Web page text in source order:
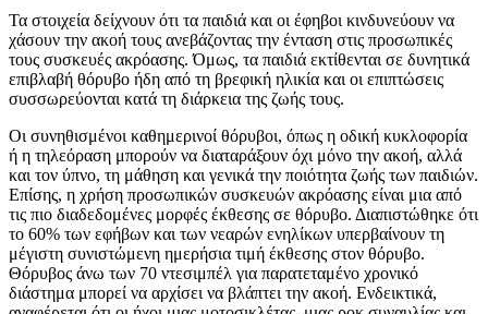
Τα στοιχεία δείχνουν ότι τα παιδιά και οι έφηβοι κινδυνεύουν να
χάσουν την ακοή τους ανεβάζοντας την ένταση στις προσωπικές
τους συσκευές ακρόασης. Όμως, τα παιδιά εκτίθενται σε δυνητικά
επιβλαβή θόρυβο ήδη από τη βρεφική ηλικία και οι επιπτώσεις
συσσωρεύονται κατά τη διάρκεια της ζωής τους.
Οι συνηθισμένοι καθημερινοί θόρυβοι, όπως η οδική κυκλοφορία
ή η τηλεόραση μπορούν να διαταράξουν όχι μόνο την ακοή, αλλά
και τον ύπνο, τη μάθηση και γενικά την ποιότητα ζωής των παιδιών.
Επίσης, η χρήση προσωπικών συσκευών ακρόασης είναι μια από
τις πιο διαδεδομένες μορφές έκθεσης σε θόρυβο. Διαπιστώθηκε ότι
το 60% των εφήβων και των νεαρών ενηλίκων υπερβαίνουν τη
μέγιστη συνιστώμενη ημερήσια τιμή έκθεσης στον θόρυβο.
Θόρυβος άνω των 70 ντεσιμπέλ για παρατεταμένο χρονικό
διάστημα μπορεί να αρχίσει να βλάπτει την ακοή. Ενδεικτικά,